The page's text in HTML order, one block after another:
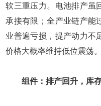
软三重压力。电池排产虽
承接有限；全产业链产能
业普遍亏损，提产动力不
价格大概率维持低位震荡。
组件：排产回升，库